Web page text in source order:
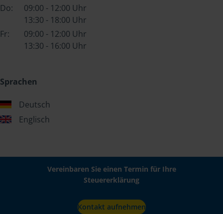
Do:
09:00 - 12:00 Uhr
13:30 - 18:00 Uhr
Fr:
09:00 - 12:00 Uhr
13:30 - 16:00 Uhr
Sprachen
Deutsch
Englisch
Vereinbaren Sie einen Termin für Ihre
Steuererklärung
Kontakt aufnehmen